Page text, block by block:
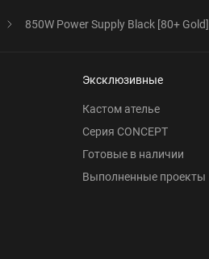
850W Power Supply Black [80+ Gold]
Эксклюзивные
Кастом ателье
Серия CONCEPT
Готовые в наличии
Выполненные проекты